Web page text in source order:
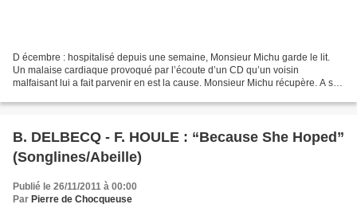
D écembre : hospitalisé depuis une semaine, Monsieur Michu garde le lit.
Un malaise cardiaque provoqué par l’écoute d’un CD qu’un voisin
malfaisant lui a fait parvenir en est la cause. Monsieur Michu récupère. A son
B. DELBECQ - F. HOULE : “Because She Hoped”
(Songlines/Abeille)
Publié le 26/11/2011 à 00:00
Par Pierre de Chocqueuse